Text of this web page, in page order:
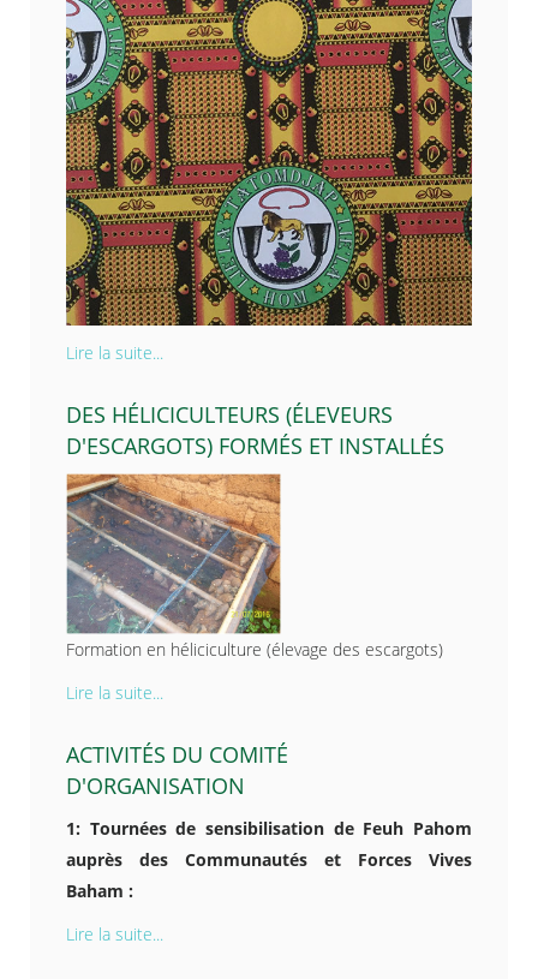
Lire la suite...
DES HÉLICICULTEURS (ÉLEVEURS
D'ESCARGOTS) FORMÉS ET INSTALLÉS
Formation en héliciculture (élevage des escargots)
Lire la suite...
ACTIVITÉS DU COMITÉ
D'ORGANISATION
1: Tournées de sensibilisation de Feuh Pahom
auprès des Communautés et Forces Vives
Baham :
Lire la suite...